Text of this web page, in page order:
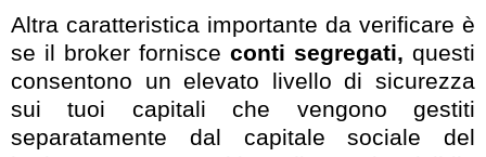
Altra caratteristica importante da verificare è
se il broker fornisce conti segregati, questi
consentono un elevato livello di sicurezza
sui tuoi capitali che vengono gestiti
separatamente dal capitale sociale del